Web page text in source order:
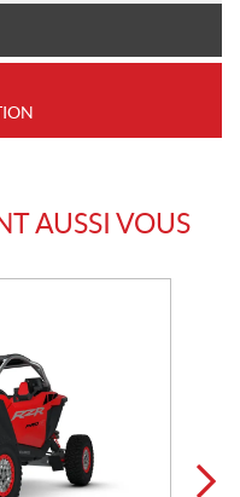
AUSSI VOUS